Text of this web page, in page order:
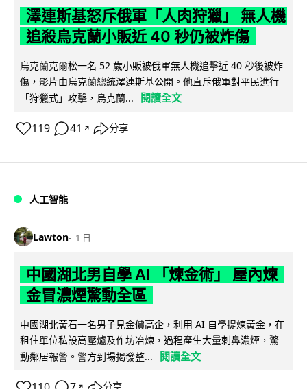
澤連斯基怒斥俄軍「人肉狩獵」 無人機
追殺烏克蘭小販近 40 秒仍被炸傷
烏克蘭克爾松一名 52 歲小販被俄軍無人機追擊近 40 秒後被炸
傷，影片由烏克蘭總統澤連斯基公開。他直斥俄軍對平民進行
「狩獵式」攻擊，烏克蘭...
閱讀全文
119 41 ↗ 分享
人工智能
Lawton 1 日
中國湖北男自學 AI 「煉金術」 屋內煉
金冒濃煙驚動全區
中國湖北黃石一名男子見金價高企，利用 AI 自學提煉黃金，在
租住單位私設高壓爐及作坊冶煉，過程產生大量刺鼻濃煙，驚
動鄰居報警。警方到場揭發整...
閱讀全文
↗